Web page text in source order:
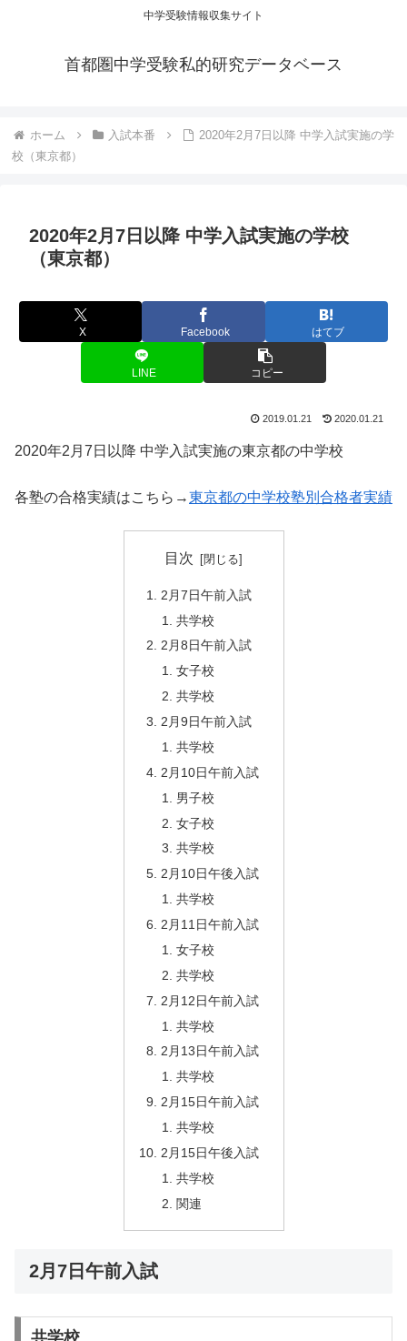
中学受験情報収集サイト
首都圏中学受験私的研究データベース
ホーム 入試本番
2020年2月7日以降 中学入試実施の学
校（東京都）
2020年2月7日以降 中学入試実施の学校
（東京都）
X Facebook はてブ
LINE コピー
2019.01.21 2020.01.21
2020年2月7日以降 中学入試実施の東京都の中学校
各塾の合格実績はこちら→東京都の中学校塾別合格者実績
目次
2月7日午前入試
共学校
2月8日午前入試
女子校
共学校
2月9日午前入試
共学校
2月10日午前入試
男子校
女子校
共学校
2月10日午後入試
共学校
2月11日午前入試
女子校
共学校
2月12日午前入試
共学校
2月13日午前入試
共学校
2月15日午前入試
共学校
2月15日午後入試
共学校
関連
2月7日午前入試